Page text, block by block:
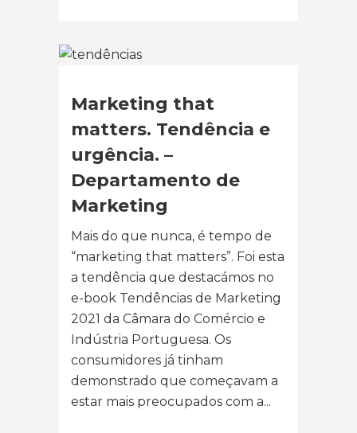
Marketing that
matters. Tendência e
urgência. –
Departamento de
Marketing
Mais do que nunca, é tempo de
“marketing that matters”. Foi esta
a tendência que destacámos no
e-book Tendências de Marketing
2021 da Câmara do Comércio e
Indústria Portuguesa. Os
consumidores já tinham
demonstrado que começavam a
estar mais preocupados com a...